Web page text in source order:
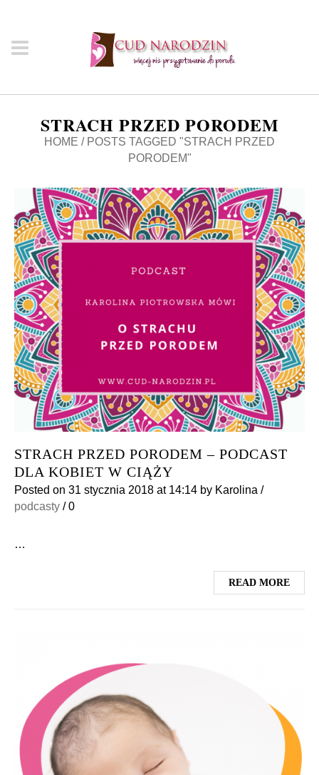
STRACH PRZED PORODEM
HOME / POSTS TAGGED "STRACH PRZED
PORODEM"
STRACH PRZED PORODEM – PODCAST
DLA KOBIET W CIĄŻY
Posted on 31 stycznia 2018 at 14:14 by Karolina /
podcasty /0
…
READ MORE